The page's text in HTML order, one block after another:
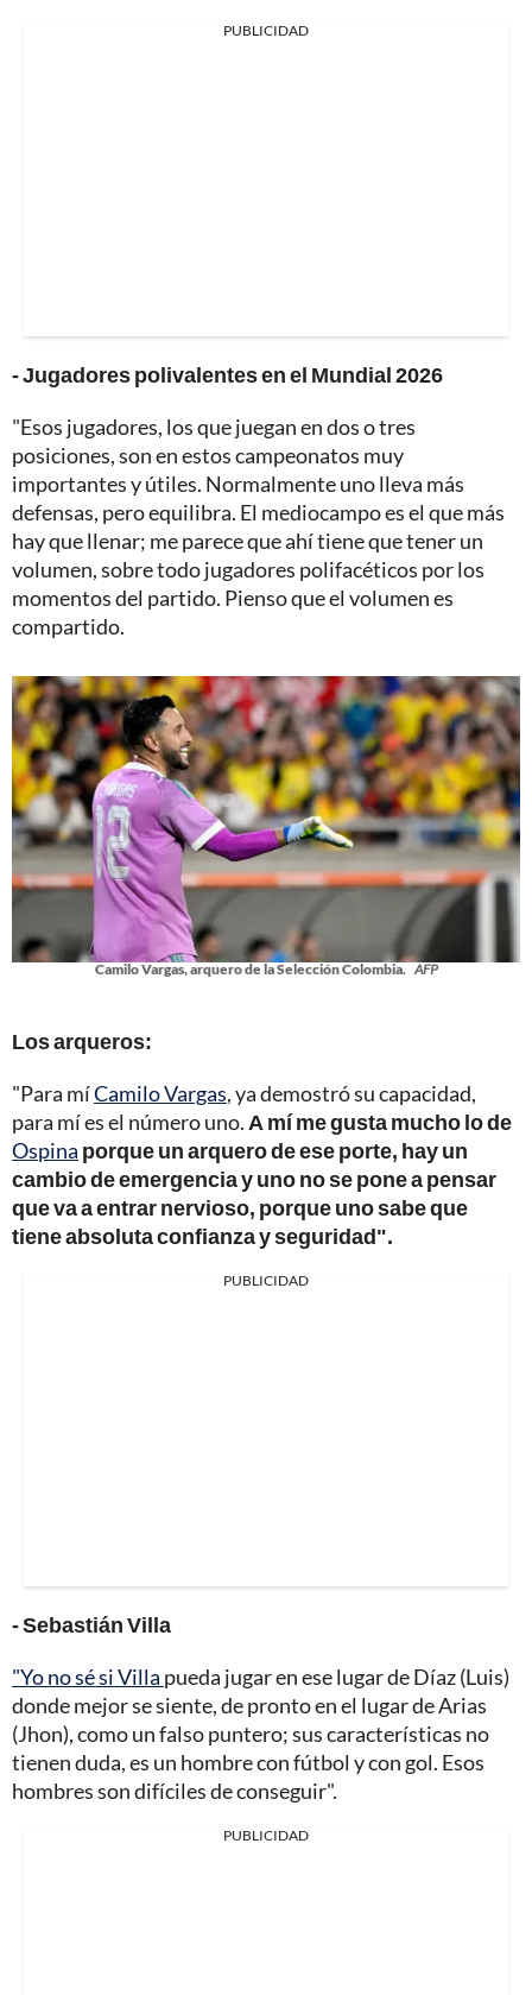
PUBLICIDAD
- Jugadores polivalentes en el Mundial 2026
"Esos jugadores, los que juegan en dos o tres
posiciones, son en estos campeonatos muy
importantes y útiles. Normalmente uno lleva más
defensas, pero equilibra. El mediocampo es el que más
hay que llenar; me parece que ahí tiene que tener un
volumen, sobre todo jugadores polifacéticos por los
momentos del partido. Pienso que el volumen es
compartido.
Camilo Vargas, arquero de la Selección Colombia. AFP
Los arqueros:
"Para míCamilo Vargas, ya demostró su capacidad,
para mí es el número uno. A mí me gusta mucho lo de
Ospina porque un arquero de ese porte, hay un
cambio de emergencia y uno no se pone a pensar
que va a entrar nervioso, porque uno sabe que
tiene absoluta confianza y seguridad".
PUBLICIDAD
- Sebastián Villa
"Yo no sé si Villa pueda jugar en ese lugar de Díaz (Luis)
donde mejor se siente, de pronto en el lugar de Arias
(Jhon), como un falso puntero; sus características no
tienen duda, es un hombre con fútbol y con gol. Esos
hombres son difíciles de conseguir".
PUBLICIDAD